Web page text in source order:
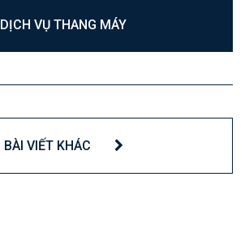
DỊCH VỤ THANG MÁY
BÀI VIẾT KHÁC